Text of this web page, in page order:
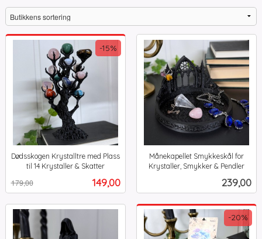
Dødsskogen Krystalltre med Plass
til 14 Krystaller & Skatter
Tilbud
149,00
179,00
-15%
mva.
Månekapellet Smykkeskål for
Krystaller, Smykker & Pendler
Pris
239,00
-20%